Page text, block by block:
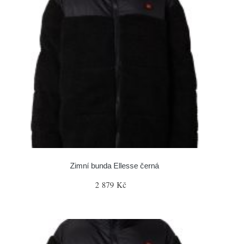
Zimní bunda Ellesse černá
2 879 Kč